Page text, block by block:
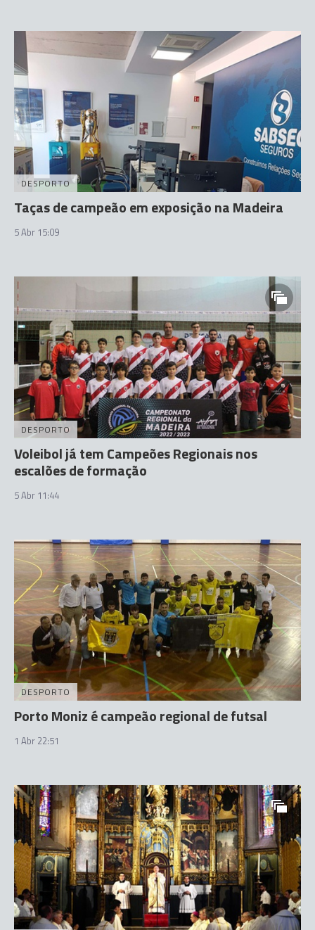
DESPORTO
Taças de campeão em exposição na Madeira
5 Abr 15:09
DESPORTO
Voleibol já tem Campeões Regionais nos
escalões de formação
5 Abr 11:44
DESPORTO
Porto Moniz é campeão regional de futsal
1 Abr 22:51